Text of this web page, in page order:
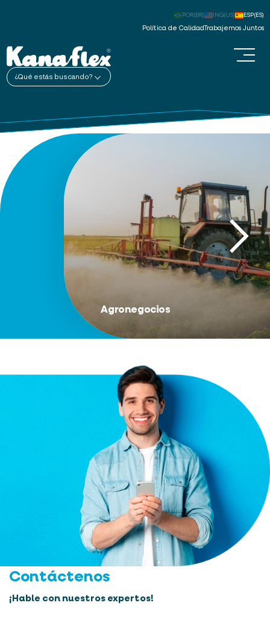
Política de CalidadTrabajemos Juntos
POR(BR) ING(US) ESP(ES)
¿Qué estás buscando?
Agronegocios
Contáctenos
¡Hable con nuestros expertos!